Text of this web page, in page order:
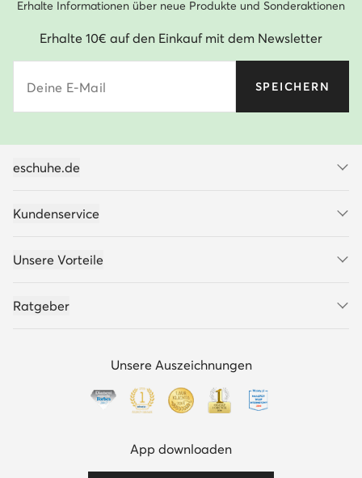
Erhalte Informationen über neue Produkte und Sonderaktionen
Erhalte 10€ auf den Einkauf mit dem Newsletter
Deine E-Mail SPEICHERN
eschuhe.de
Kundenservice
Unsere Vorteile
Ratgeber
Unsere Auszeichnungen
App downloaden